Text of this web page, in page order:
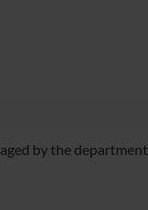
by the department